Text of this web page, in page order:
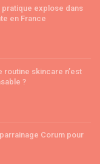
pratique explose dans
en France
routine skincare n’est
?
Corum pour